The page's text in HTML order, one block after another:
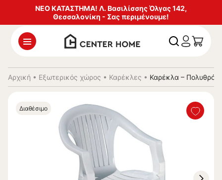
ΝΕΟ ΚΑΤΑΣΤΗΜΑ! Λ. Βασιλίσσης Όλγας 142,
Θεσσαλονίκη - Σας περιμένουμε!
Αρχική • Εξωτερικός χώρος • Καρέκλες • Καρέκλα –
Διαθέσιμο